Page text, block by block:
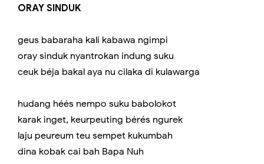
ORAY SINDUK
geus babaraha kali kabawa ngimpi
oray sinduk nyantrokan indung suku
ceuk béja bakal aya nu cilaka di kulawarga
hudang héés nempo suku babolokot
karak inget, keurpeuting bérés ngurek
laju peureum teu sempet kukumbah
dina kobak cai bah Bapa Nuh